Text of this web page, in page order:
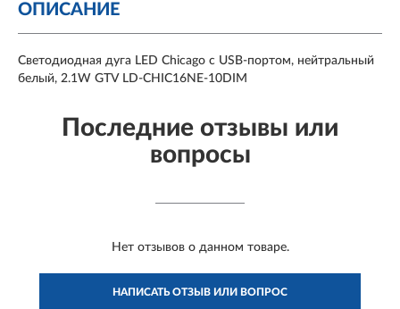
ОПИСАНИЕ
Светодиодная дуга LED Chicago с USB-портом, нейтральный
белый, 2.1W GTV LD-CHIC16NE-10DIM
Последние отзывы или
вопросы
Нет отзывов о данном товаре.
НАПИСАТЬ ОТЗЫВ ИЛИ ВОПРОС